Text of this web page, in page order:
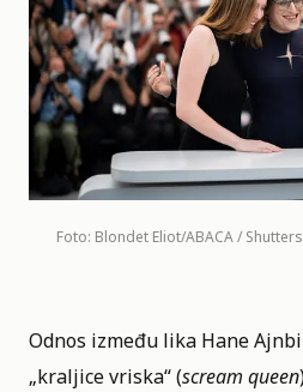
Foto: Blondet Eliot/ABACA /
Odnos između lika Hane
„kraljice vriska“ (scream queen